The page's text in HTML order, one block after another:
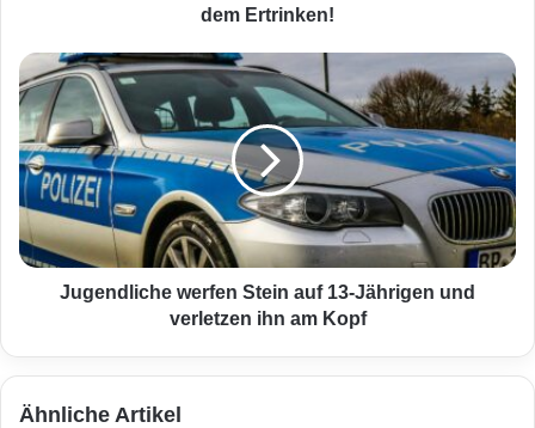
t
t
u
n
g
s
s
c
h
r
dem Ertrinken!
J
u
g
e
n
d
i
c
f
Jugendliche werfen Stein auf 13-Jährigen und
verletzen ihn am Kopf
Ähnliche Artikel